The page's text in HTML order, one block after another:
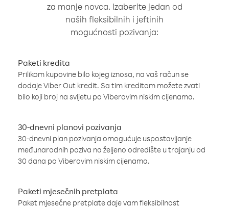
za manje novca. Izaberite jedan od
naših fleksibilnih i jeftinih
mogućnosti pozivanja:
Paketi kredita
Prilikom kupovine bilo kojeg iznosa, na vaš račun se
dodaje Viber Out kredit. Sa tim kreditom možete zvati
bilo koji broj na svijetu po Viberovim niskim cijenama.
30-dnevni planovi pozivanja
30-dnevni plan pozivanja omogućuje uspostavljanje
međunarodnih poziva na željeno odredište u trajanju od
30 dana po Viberovim niskim cijenama.
Paketi mjesečnih pretplata
Paket mjesečne pretplate daje vam fleksibilnost